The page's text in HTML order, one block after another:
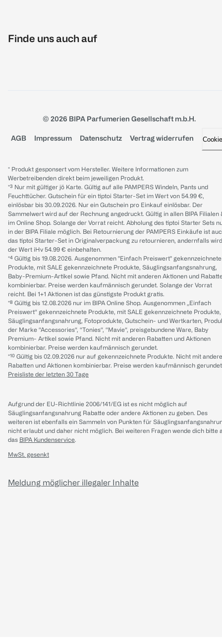
Finde uns auch auf
© 2026 BIPA Parfumerien Gesellschaft m.b.H.
AGB Impressum Datenschutz Vertrag widerrufen
* Produkt gesponsert vom Hersteller. Weitere Informationen zum
Werbetreibenden direkt beim jeweiligen Produkt.
*³ Nur mit gültiger jö Karte. Gültig auf alle PAMPERS Windeln, Pants und
Feuchttücher. Gutschein für ein tiptoi Starter-Set im Wert von 54.99 €,
einlösbar bis 30.09.2026. Nur ein Gutschein pro Einkauf einlösbar. Der
Sammelwert wird auf der Rechnung angedruckt. Gültig in allen BIPA Filialen
im Online Shop. Solange der Vorrat reicht. Abholung des tiptoi Starter Sets
in der BIPA Filiale möglich. Bei Retournierung der PAMPERS Einkäufe ist
das tiptoi Starter-Set in Originalverpackung zu retournieren, andernfalls wird
der Wert iHv 54.99 € einbehalten.
*⁴ Gültig bis 19.08.2026. Ausgenommen "Einfach Preiswert" gekennzeichnete
Produkte, mit SALE gekennzeichnete Produkte, Säuglingsanfangsnahrung,
Baby-Premium-Artikel sowie Pfand. Nicht mit anderen Aktionen und
kombinierbar. Preise werden kaufmännisch gerundet. Solange der Vorrat
reicht. Bei 1+1 Aktionen ist das günstigste Produkt gratis.
*⁸ Gültig bis 12.08.2026 nur im BIPA Online Shop. Ausgenommen „Einfach
Preiswert“ gekennzeichnete Produkte, mit SALE gekennzeichnete Produkte,
Säuglingsanfangsnahrung, Fotoprodukte, Gutschein- und Wertkarten,
der Marke “Accessories“, “Tonies“, “Mavie“, preisgebundene Ware, Baby
Premium- Artikel sowie Pfand. Nicht mit anderen Rabatten und Aktionen
kombinierbar. Preise werden kaufmännisch gerundet.
*¹⁰ Gültig bis 02.09.2026 nur auf gekennzeichnete Produkte. Nicht mit
Rabatten und Aktionen kombinierbar. Preise werden kaufmännisch
Preisliste der letzten 30 Tage
Aufgrund der EU-Richtlinie 2006/141/EG ist es nicht möglich auf
Säuglingsanfangsnahrung Rabatte oder andere Aktionen zu geben. Des
weiteren ist ebenfalls ein Sammeln von Punkten für
nicht erlaubt und daher nicht möglich. Bei weiteren Fragen wende dich bitte
das BIPA Kundenservice.
MwSt. gesenkt
Meldung möglicher illegaler Inhalte